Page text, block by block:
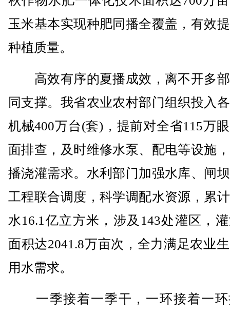
玉米基本实现种肥同播全覆盖，有效
种植质量。
高效有序的夏播成效，离不开多
同支撑。我省农业农村部门组织投入
机械400万台(套)，提前对全省115万
面排查，及时维修水泵、配电等设施
播浇灌需求。水利部门加强水库、闸
工程联合调度，科学调配水资源，累
水16.1亿立方米，涉及143处灌区，
面积达2041.8万亩次，全力满足农业
用水需求。
一季接着一季干，一环接着一环